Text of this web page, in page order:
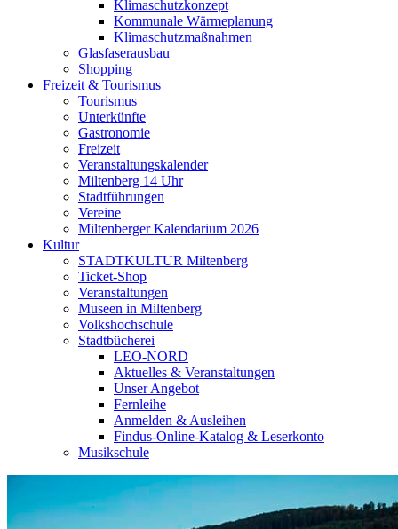
Klimaschutzkonzept
Kommunale Wärmeplanung
Klimaschutzmaßnahmen
Glasfaserausbau
Shopping
Freizeit & Tourismus
Tourismus
Unterkünfte
Gastronomie
Freizeit
Veranstaltungskalender
Miltenberg 14 Uhr
Stadtführungen
Vereine
Miltenberger Kalendarium 2026
Kultur
STADTKULTUR Miltenberg
Ticket-Shop
Veranstaltungen
Museen in Miltenberg
Volkshochschule
Stadtbücherei
LEO-NORD
Aktuelles & Veranstaltungen
Unser Angebot
Fernleihe
Anmelden & Ausleihen
Findus-Online-Katalog & Leserkonto
Musikschule